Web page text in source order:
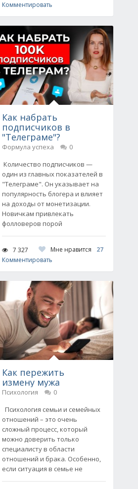
Комментировать
Как набрать
подписчиков в
"Телеграме"?
Формула успеха
0
Количество подписчиков —
один из главных показателей в
"Телеграме". Он указывает на
популярность блогера и влияет
на доходы от монетизации.
Новичкам привлекать
фолловеров порой
7 327 Мне нравится
27
Комментировать
Как пережить
измену мужа
Психология
0
Психология семьи и семейных
отношений – это очень
сложный процесс, который
можно доверить только
специалисту в области
отношений и брака. Особенно,
если ситуация в семье не